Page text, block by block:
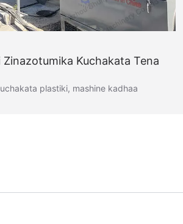
Zinazotumika Kuchakata Tena
plastiki, mashine kadhaa